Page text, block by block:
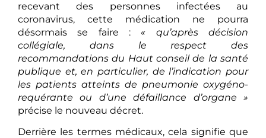
recevant des personnes infectées au
coronavirus, cette médication ne pourra
désormais se faire : « qu’après décision
collégiale, dans le respect des
recommandations du Haut conseil de la santé
publique et, en particulier, de l’indication pour
les patients atteints de pneumonie oxygéno-
requérante ou d’une défaillance d’organe »
précise le nouveau décret.
Derrière les termes médicaux, cela signifie que